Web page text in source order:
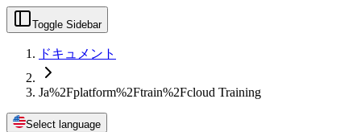
Toggle Sidebar
ドキュメント
Ja%2Fplatform%2Ftrain%2Fcloud Training
Select language